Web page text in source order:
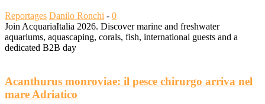
Reportages Danilo Ronchi - 0
Join AcquariaItalia 2026. Discover marine and freshwater
aquariums, aquascaping, corals, fish, international guests and a
dedicated B2B day
Acanthurus monroviae: il pesce chirurgo arriva nel
mare Adriatico